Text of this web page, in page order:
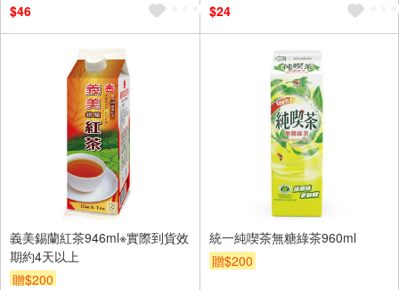
$46
$24
義美錫蘭紅茶946ml※實際到貨效
期約4天以上
贈$200
統一純喫茶無糖綠茶960ml
贈$200